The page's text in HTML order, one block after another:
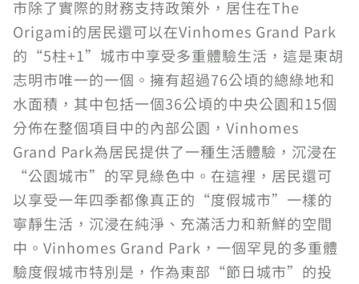
市除了實際的財務支持政策外，居住在The
Origami的居民還可以在Vinhomes Grand Park
的“5柱+1”城市中享受多重體驗生活，這是東胡
志明市唯一的一個。擁有超過76公頃的總綠地和
水面積，其中包括一個36公頃的中央公園和15個
分佈在整個項目中的內部公園，Vinhomes
Grand Park為居民提供了一種生活體驗，沉浸在
“公園城市”的罕見綠色中。在這裡，居民還可
以享受一年四季都像真正的“度假城市”一樣的
寧靜生活，沉浸在純淨、充滿活力和新鮮的空間
中。Vinhomes Grand Park，一個罕見的多重體
驗度假城市特別是，作為東部“節日城市”的投